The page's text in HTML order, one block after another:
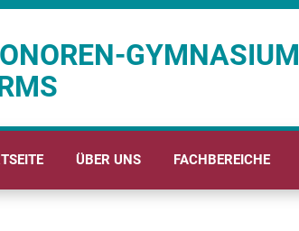
GYMNASIUM
ÜBER UNS FACHBEREICHE